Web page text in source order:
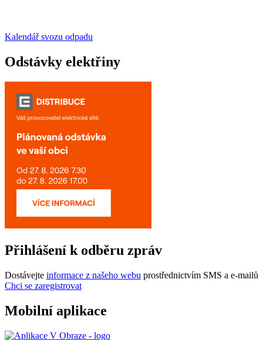
Kalendář svozu odpadu
Odstávky elektřiny
Přihlášení k odběru zpráv
Dostávejte informace z našeho webu prostřednictvím SMS a e-mailů
Chci se zaregistrovat
Mobilní aplikace